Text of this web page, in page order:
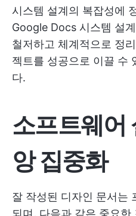
시스템 설계의 복잡성에
Google Docs 시스템 설
철저하고 체계적으로 정
젝트를 성공으로 이끌 수
다.
소프트웨어
앙 집중화
잘 작성된 디자인 문서는
되며, 다음과 같은 중요